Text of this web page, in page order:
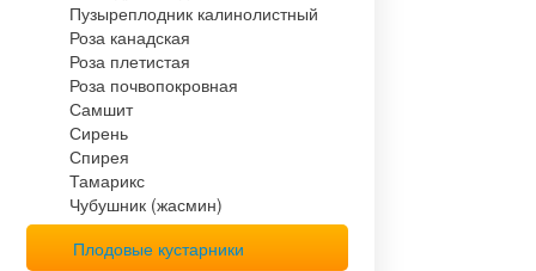
Пузыреплодник калинолистный
Роза канадская
Роза плетистая
Роза почвопокровная
Самшит
Сирень
Спирея
Тамарикс
Чубушник (жасмин)
Плодовые кустарники